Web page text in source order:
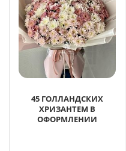
45 ГОЛЛАНДСКИХ
ХРИЗАНТЕМ В
ОФОРМЛЕНИИ